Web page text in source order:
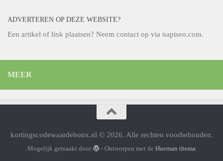
ADVERTEREN OP DEZE WEBSITE?
Een artikel of link plaatsen? Neem contact op via napiseo.com.
MEER
kortingscodewaardebonx.nl © 2026. Alle rechten voorbehouden.
Mogelijk gemaakt door - Ontworpen met de Hueman thema